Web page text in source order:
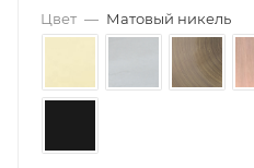
Цвет — Матовый никель